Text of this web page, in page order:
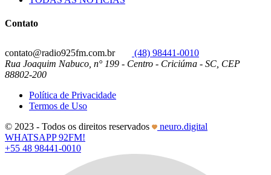
Contato
contato@radio925fm.com.br
(48) 98441-0010
Rua Joaquim Nabuco, n° 199 - Centro - Criciúma - SC, CEP
88802-200
Política de Privacidade
Termos de Uso
© 2023 - Todos os direitos reservados
neuro.digital
WHATSAPP 92FM!
+55 48 98441-0010